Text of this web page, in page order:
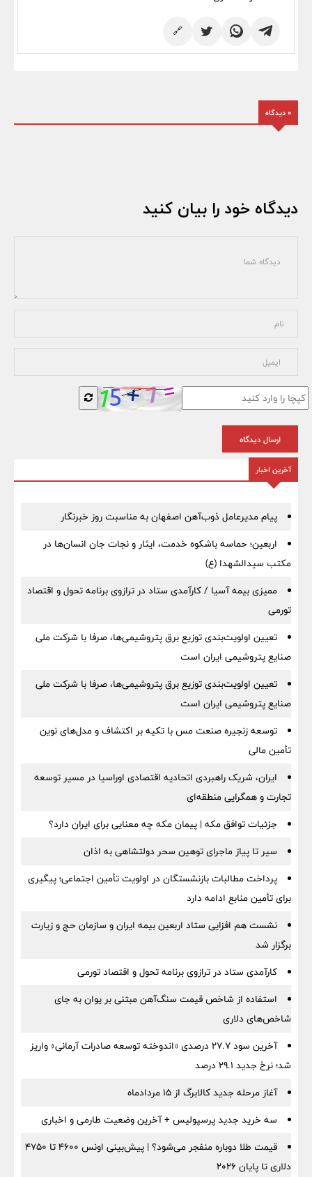
🔗
0 دیدگاه
دیدگاه خود را بیان کنید
ارسال دیدگاه
آخرین اخبار
پیام مدیرعامل ذوب‌آهن اصفهان به مناسبت روز خبرنگار
اربعین؛ حماسه باشکوه خدمت، ایثار و نجات جان انسان‌ها در
مکتب سیدالشهدا (ع)
ممیزی بیمه آسیا / کارآمدی ستاد در ترازوی برنامه تحول و اقتصاد
تورمی
تعیین اولویت‌بندی توزیع برق پتروشیمی‌ها، صرفا با شرکت ملی
صنایع پتروشیمی ایران است
تعیین اولویت‌بندی توزیع برق پتروشیمی‌ها، صرفا با شرکت ملی
صنایع پتروشیمی ایران است
توسعه زنجیره صنعت مس با تکیه بر اکتشاف و مدل‌های نوین
تأمین مالی
ایران، شریک راهبردی اتحادیه اقتصادی اوراسیا در مسیر توسعه
تجارت و همگرایی منطقه‌ای
جزئیات توافق مکه | پیمان مکه چه معنایی برای ایران دارد؟
سیر تا پیاز ماجرای توهین سحر دولتشاهی به اذان
پرداخت مطالبات بازنشستگان در اولویت تأمین اجتماعی؛ پیگیری
برای تأمین منابع ادامه دارد
نشست هم افزایی ستاد اربعین بیمه ایران و سازمان حج و زیارت
برگزار شد
کارآمدی ستاد در ترازوی برنامه تحول و اقتصاد تورمی
استفاده از شاخص قیمت سنگ‌آهن مبتنی بر یوان به جای
شاخص‌های دلاری
آخرین سود ۲۷.۷ درصدی «اندوخته توسعه صادرات آرمانی» واریز
شد؛ نرخ جدید ۲۹.۱ درصد
آغاز مرحله جدید کالابرگ از ۱۵ مردادماه
سه خرید جدید پرسپولیس + آخرین وضعیت طارمی و اخباری
قیمت طلا دوباره منفجر می‌شود؟ | پیش‌بینی اونس ۴۶۰۰ تا ۴۷۵۰
دلاری تا پایان ۲۰۲۶